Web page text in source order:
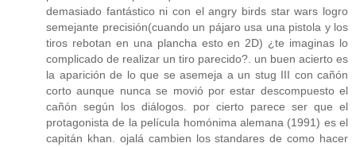
demasiado fantástico ni con el angry birds star wars logro
semejante precisión(cuando un pájaro usa una pistola y los
tiros rebotan en una plancha esto en 2D) ¿te imaginas lo
complicado de realizar un tiro parecido?. un buen acierto es
la aparición de lo que se asemeja a un stug III con cañón
corto aunque nunca se movió por estar descompuesto el
cañón según los diálogos. por cierto parece ser que el
protagonista de la película homónima alemana (1991) es el
capitán khan. ojalá cambien los standares de como hacer